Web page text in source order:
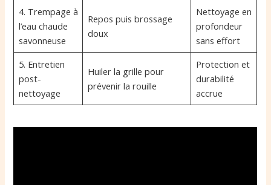
4. Trempage à
l’eau chaude
savonneuse
Repos puis brossage
doux
Nettoyage en
profondeur
sans effort
5. Entretien
post-
nettoyage
Huiler la grille pour
prévenir la rouille
Protection et
durabilité
accrue